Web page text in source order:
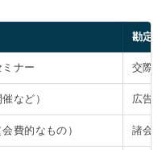
勘定
ナー 交際費
など） 広告
費的なもの） 諸会費